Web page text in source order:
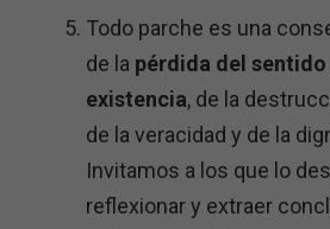
Todo parche es una
de la pérdida del
existencia, de la
de la veracidad y de la
Invitamos a los que lo
reflexionar y extraer